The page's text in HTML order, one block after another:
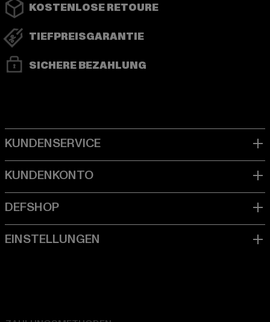
KOSTENLOSE RETOURE
TIEFPREISGARANTIE
SICHERE BEZAHLUNG